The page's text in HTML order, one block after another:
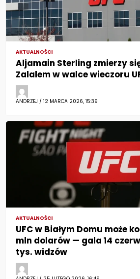
AKTUALNOŚCI
Aljamain Sterling zmierzy
Zalalem w walce wieczoru
ANDRZEJ / 12 MARCA 2026, 15:39
AKTUALNOŚCI
UFC w Białym Domu może
mln dolarów — gala 14
tys. widzów